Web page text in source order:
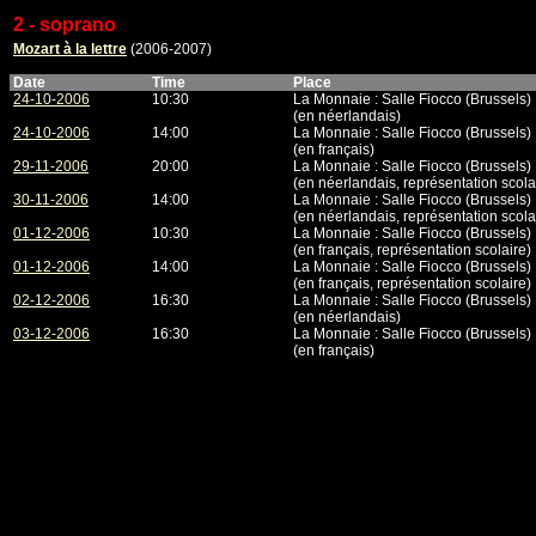
2 - soprano
Mozart à la lettre (2006-2007)
Date
Time
Place
24-10-2006
10:30
La Monnaie : Salle Fiocco (Brussels)
(en néerlandais)
24-10-2006
14:00
La Monnaie : Salle Fiocco (Brussels)
(en français)
29-11-2006
20:00
La Monnaie : Salle Fiocco (Brussels)
(en néerlandais, représentation
30-11-2006
14:00
La Monnaie : Salle Fiocco (Brussels)
(en néerlandais, représentation
01-12-2006
10:30
La Monnaie : Salle Fiocco (Brussels)
(en français, représentation scolaire)
01-12-2006
14:00
La Monnaie : Salle Fiocco (Brussels)
(en français, représentation scolaire)
02-12-2006
16:30
La Monnaie : Salle Fiocco (Brussels)
(en néerlandais)
03-12-2006
16:30
La Monnaie : Salle Fiocco (Brussels)
(en français)